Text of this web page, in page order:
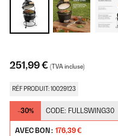
251,99 € (TVA incluse)
RÉF PRODUIT: 10029123
-30% CODE: FULLSWING30
AVEC BON : 176,39 €